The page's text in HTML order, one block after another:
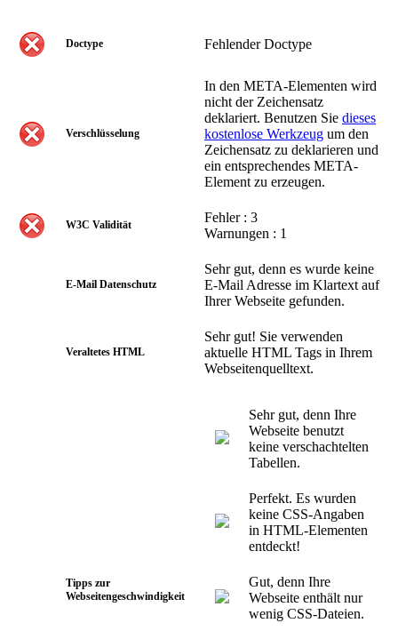
Doctype Fehlender Doctype
Verschlüsselung
In den META-Elementen wird
nicht der Zeichensatz
deklariert. Benutzen Sie dieses
kostenlose Werkzeug um den
Zeichensatz zu deklarieren und
ein entsprechendes META-
Element zu erzeugen.
W3C Validität
Fehler : 3
Warnungen : 1
E-Mail Datenschutz
Sehr gut, denn es wurde keine
E-Mail Adresse im Klartext auf
Ihrer Webseite gefunden.
Veraltetes HTML
Sehr gut! Sie verwenden
aktuelle HTML Tags in Ihrem
Webseitenquelltext.
Tipps zur
Webseitengeschwindigkeit
Sehr gut, denn Ihre
Webseite benutzt
keine verschachtelten
Tabellen.
Perfekt. Es wurden
keine CSS-Angaben
in HTML-Elementen
entdeckt!
Gut, denn Ihre
Webseite enthält nur
wenig CSS-Dateien.